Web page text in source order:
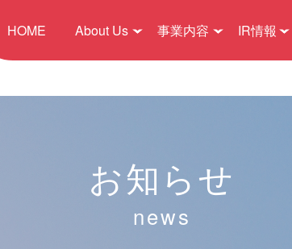
HOME About Us 事業内容 IR情報
お知らせ
news